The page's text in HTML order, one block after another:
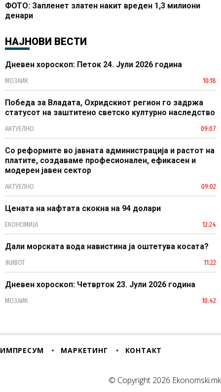
ФОТО: Запленет златен накит вреден 1,3 милиони
денари
НАЈНОВИ ВЕСТИ
Дневен хороскоп: Петок 24. Јули 2026 година
МОЗАИК 10:18
Победа за Владата, Охридскиот регион го задржа
статусот на заштитено светско културно наследство
АКТУЕЛНО 09:07
Со реформите во јавната администрација и растот на
платите, создаваме професионален, ефикасен и
модерен јавен сектор
АКТУЕЛНО 09:02
Цената на нафтата скокна на 94 долари
ЕКОНОМИЈА 12:24
Дали морската вода навистина ја оштетува косата?
ЖИВОТ 11:22
Дневен хороскоп: Четврток 23. Јули 2026 година
МОЗАИК 10:42
ИМПРЕСУМ МАРКЕТИНГ КОНТАКТ
© Copyright 2026 Ekonomski.mk